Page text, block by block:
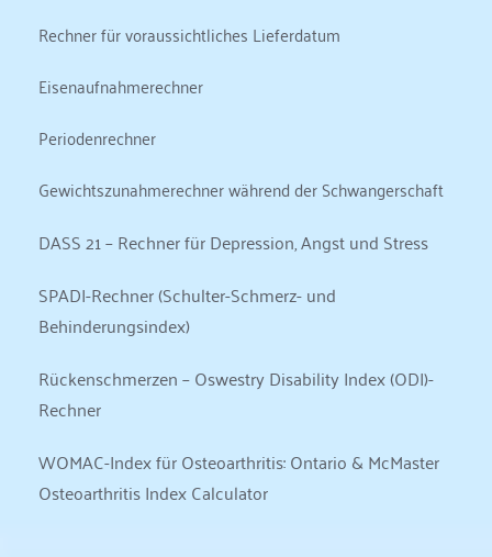
Rechner für voraussichtliches Lieferdatum
Eisenaufnahmerechner
Periodenrechner
Gewichtszunahmerechner während der Schwangerschaft
DASS 21 – Rechner für Depression, Angst und Stress
SPADI-Rechner (Schulter-Schmerz- und
Behinderungsindex)
Rückenschmerzen – Oswestry Disability Index (ODI)-
Rechner
WOMAC-Index für Osteoarthritis: Ontario & McMaster
Osteoarthritis Index Calculator